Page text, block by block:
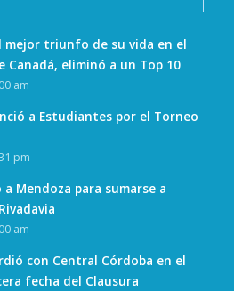
triunfo de su vida en el
Canadá, eliminó a un Top 10
am
a Estudiantes por el Torneo
pm
a Mendoza para sumarse a
am
con Central Córdoba en el
fecha del Clausura